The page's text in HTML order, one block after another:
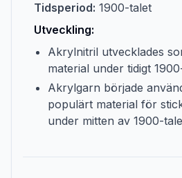
Tidsperiod: 1900-talet
Utveckling:
Akrylnitril utvecklades
material under tidigt
Akrylgarn började
populärt material för
under mitten av 1900-